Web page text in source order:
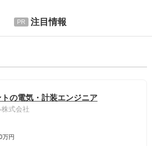
注目情報
の電気・計装エンジニア
式会社
万円